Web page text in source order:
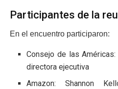
Participantes de la
En el encuentro participaron:
Consejo de las
directora ejecutiva
Amazon: Shannon